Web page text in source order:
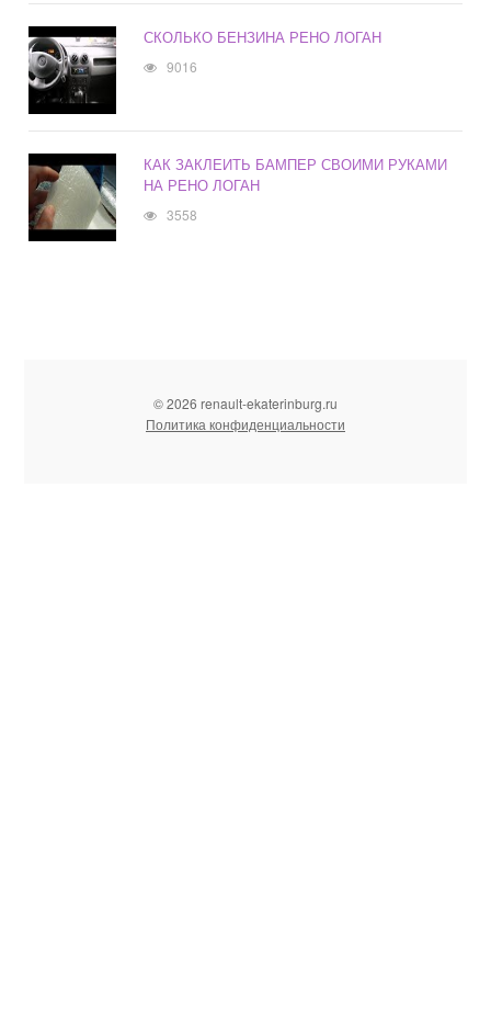
СКОЛЬКО БЕНЗИНА РЕНО ЛОГАН
9016
КАК ЗАКЛЕИТЬ БАМПЕР СВОИМИ РУКАМИ
НА РЕНО ЛОГАН
3558
© 2026 renault-ekaterinburg.ru
Политика конфиденциальности